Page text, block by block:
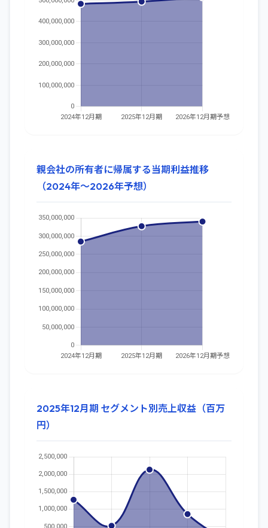
親会社の所有者に帰属する当期利益推移
（2024年～2026年予想）
2025年12月期 セグメント別売上収益（百万
円）